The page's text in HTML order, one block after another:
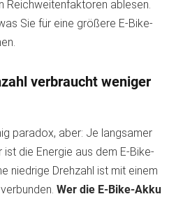
Reichweitenfaktoren ablesen.
Sie für eine größere E-Bike-
verbraucht weniger
paradox, aber: Je langsamer
die Energie aus dem E-Bike-
niedrige Drehzahl ist mit einem
Wer die E-Bike-Akku